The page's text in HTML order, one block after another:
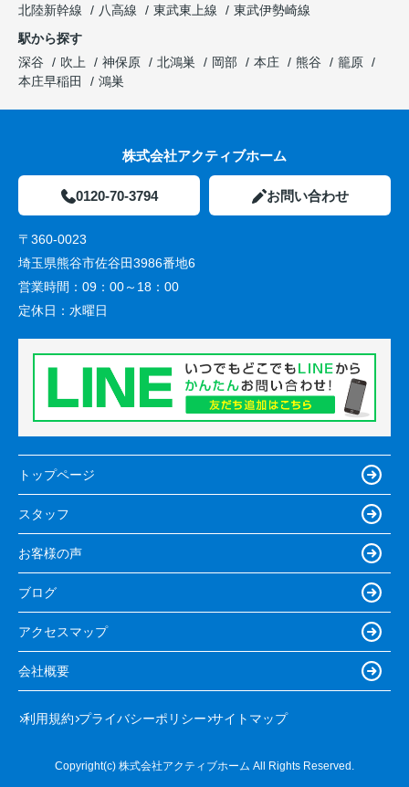
北陸新幹線
八高線 東武東上線
東武伊勢崎線
駅から探す
深谷
吹上 神保原 北鴻巣 岡部 本庄 熊谷
籠原
本庄早稲田
鴻巣
株式会社アクティブホーム
0120-70-3794 お問い合わせ
〒360-0023
埼玉県熊谷市佐谷田3986番地6
営業時間： 09：00～18：00
定休日： 水曜日
トップページ
スタッフ
お客様の声
ブログ
アクセスマップ
会社概要
利用規約 プライバシーポリシー サイトマップ
Copyright(c) 株式会社アクティブホーム All Rights Reserved.